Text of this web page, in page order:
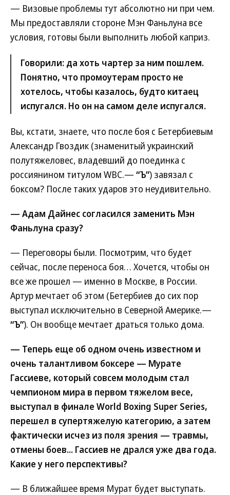
— Визовые проблемы тут абсолютно ни при чем.
Мы предоставляли стороне Мэн Фаньлуна все
условия, готовы были выполнить любой каприз.
Говорили: да хоть чартер за ним пошлем.
Понятно, что промоутерам просто не
хотелось, чтобы казалось, будто китаец
испугался. Но он на самом деле испугался.
Вы, кстати, знаете, что после боя с Бетербиевым
Александр Гвоздик (знаменитый украинский
полутяжеловес, владевший до поединка с
россиянином титулом WBC.— “Ъ”) завязал с
боксом? После таких ударов это неудивительно.
— Адам Дайнес согласился заменить Мэн
Фаньлуна сразу?
— Переговоры были. Посмотрим, что будет
сейчас, после переноса боя… Хочется, чтобы он
все же прошел — именно в Москве, в России.
Артур мечтает об этом (Бетербиев до сих пор
выступал исключительно в Северной Америке.—
“Ъ”). Он вообще мечтает драться только дома.
— Теперь еще об одном очень известном и
очень талантливом боксере — Мурате
Гассиеве, который совсем молодым стал
чемпионом мира в первом тяжелом весе,
выступал в финале World Boxing Super Series,
перешел в супертяжелую категорию, а затем
фактически исчез из поля зрения — травмы,
отмены боев... Гассиев не дрался уже два года.
Какие у него перспективы?
— В ближайшее время Мурат будет выступать.